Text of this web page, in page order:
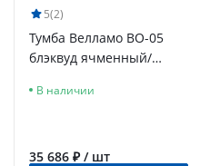
5(2)
Тумба Велламо ВО-05
блэквуд ячменный/
В наличии
35 686 ₽ / шт